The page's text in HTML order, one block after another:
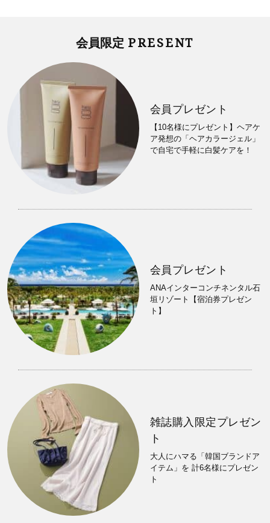
会員限定 PRESENT
会員プレゼント
【10名様にプレゼント】ヘアケ
ア発想の「ヘアカラージェル」
で自宅で手軽に白髪ケアを！
会員プレゼント
ANAインターコンチネンタル石
垣リゾート【宿泊券プレゼン
ト】
雑誌購入限定プレゼン
ト
大人にハマる「韓国ブランドア
イテム」を 計6名様にプレゼン
ト